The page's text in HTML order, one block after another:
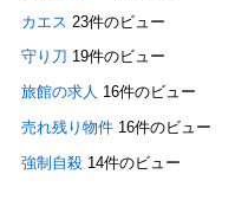
カエス 23件のビュー
守り刀 19件のビュー
旅館の求人 16件のビュー
売れ残り物件 16件のビュー
強制自殺 14件のビュー